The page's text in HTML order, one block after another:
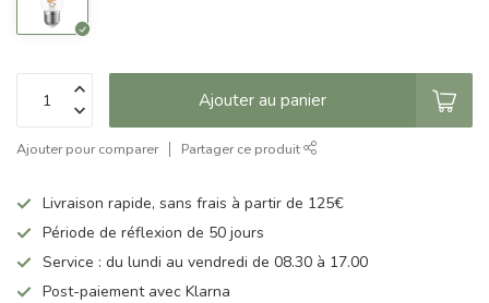
Ajouter au panier
Ajouter pour comparer Partager ce produit
Livraison rapide, sans frais à partir de 125€
Période de réflexion de 50 jours
Service : du lundi au vendredi de 08.30 à 17.00
Post-paiement avec Klarna